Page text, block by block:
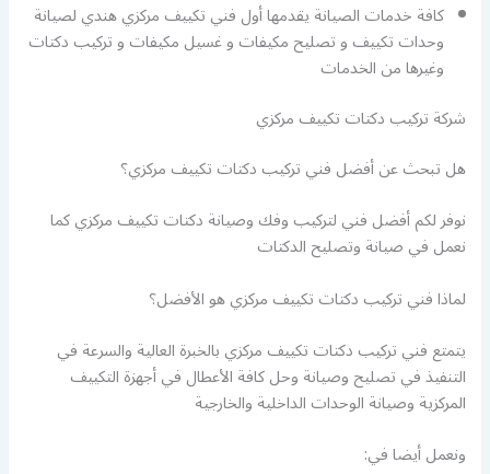
كافة خدمات الصيانة يقدمها أول فني تكييف مركزي هندي لصيانة
وحدات تكييف و تصليح مكيفات و غسيل مكيفات و تركيب دكتات
وغيرها من الخدمات
شركة تركيب دكتات تكييف مركزي
هل تبحث عن أفضل فني تركيب دكتات تكييف مركزي؟
نوفر لكم أفضل فني لتركيب وفك وصيانة دكتات تكييف مركزي كما
نعمل في صيانة وتصليح الدكتات
لماذا فني تركيب دكتات تكييف مركزي هو الأفضل؟
يتمتع فني تركيب دكتات تكييف مركزي بالخبرة العالية والسرعة في
التنفيذ في تصليح وصيانة وحل كافة الأعطال في أجهزة التكييف
المركزية وصيانة الوحدات الداخلية والخارجية
ونعمل أيضا في: